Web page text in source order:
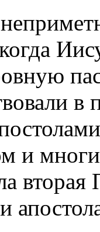
в
и
вторая